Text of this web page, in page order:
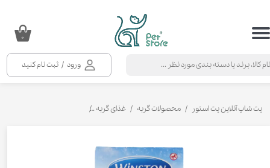
ورود / ثبت نام کنید
حساب کاربری من
خروج از حساب کاربری
۰
پت شاپ آنلاین پت استور محصولات گربه غذای گربه